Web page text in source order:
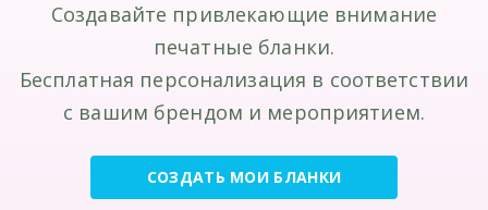
Создавайте привлекающие внимание
печатные бланки.
Бесплатная персонализация в соответствии
с вашим брендом и мероприятием.
СОЗДАТЬ МОИ БЛАНКИ